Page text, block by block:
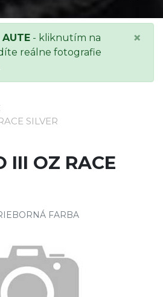
- kliknutím na
reálne fotografie
×
SILVER
III OZ RACE
FARBA